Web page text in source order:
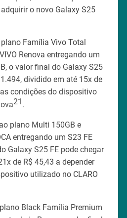
o novo Galaxy S25
Família Vivo Total
Renova entregando um
o valor final do Galaxy S25
dividido em até 15x de
condições do dispositivo
21 .
plano Multi 150GB e
entregando um S23 FE
Galaxy S25 FE pode chegar
de R$ 45,43 a depender
utilizado no CLARO
Black Família Premium